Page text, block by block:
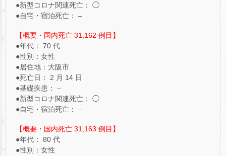
●新型コロナ関連死亡： ◯
●自宅・宿泊死亡： –
【概要・国内死亡 31,162 例目】
●年代： 70 代
●性別：女性
●居住地：大阪市
●死亡日： 2 月 14 日
●基礎疾患： –
●新型コロナ関連死亡： ◯
●自宅・宿泊死亡： –
【概要・国内死亡 31,163 例目】
●年代： 80 代
●性別：女性